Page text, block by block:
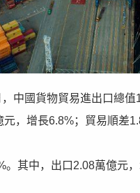
中國貨物貿易進出口總
，增長6.8%；貿易順差
其中，出口2.08萬億元